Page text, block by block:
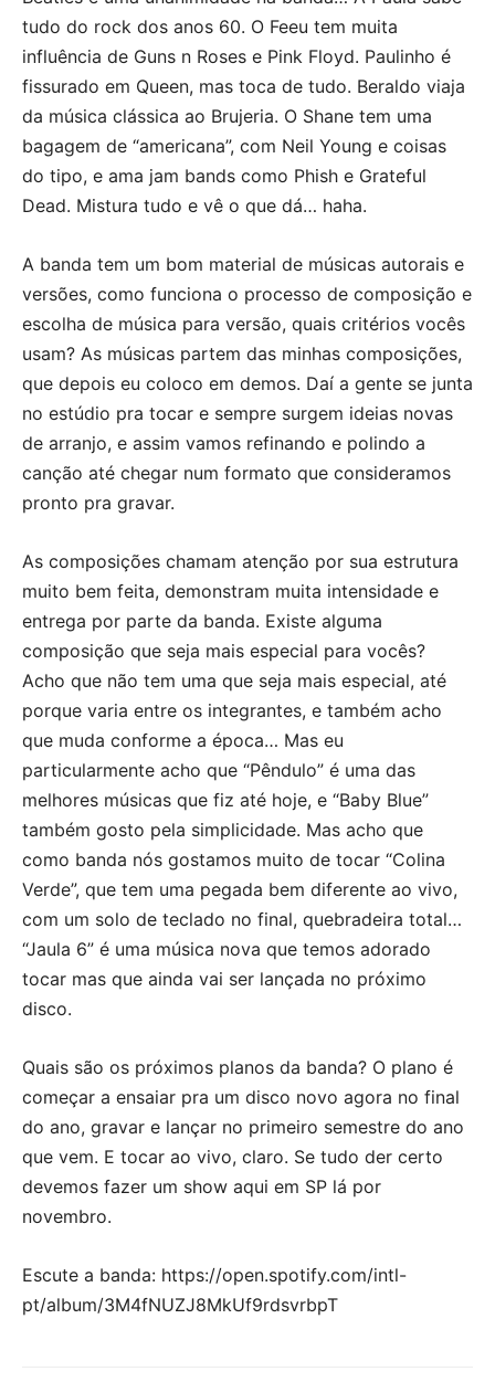
tudo do rock dos anos 60. O Feeu tem muita
influência de Guns n Roses e Pink Floyd. Paulinho é
fissurado em Queen, mas toca de tudo. Beraldo viaja
da música clássica ao Brujeria. O Shane tem uma
bagagem de “americana”, com Neil Young e coisas
do tipo, e ama jam bands como Phish e Grateful
Dead. Mistura tudo e vê o que dá… haha.
A banda tem um bom material de músicas autorais e
versões, como funciona o processo de composição e
escolha de música para versão, quais critérios vocês
usam? As músicas partem das minhas composições,
que depois eu coloco em demos. Daí a gente se junta
no estúdio pra tocar e sempre surgem ideias novas
de arranjo, e assim vamos refinando e polindo a
canção até chegar num formato que consideramos
pronto pra gravar.
As composições chamam atenção por sua estrutura
muito bem feita, demonstram muita intensidade e
entrega por parte da banda. Existe alguma
composição que seja mais especial para vocês?
Acho que não tem uma que seja mais especial, até
porque varia entre os integrantes, e também acho
que muda conforme a época… Mas eu
particularmente acho que “Pêndulo” é uma das
melhores músicas que fiz até hoje, e “Baby Blue”
também gosto pela simplicidade. Mas acho que
como banda nós gostamos muito de tocar “Colina
Verde”, que tem uma pegada bem diferente ao vivo,
com um solo de teclado no final, quebradeira total…
“Jaula 6” é uma música nova que temos adorado
tocar mas que ainda vai ser lançada no próximo
disco.
Quais são os próximos planos da banda? O plano é
começar a ensaiar pra um disco novo agora no final
do ano, gravar e lançar no primeiro semestre do ano
que vem. E tocar ao vivo, claro. Se tudo der certo
devemos fazer um show aqui em SP lá por
novembro.
Escute a banda: https://open.spotify.com/intl-
pt/album/3M4fNUZJ8MkUf9rdsvrbpT